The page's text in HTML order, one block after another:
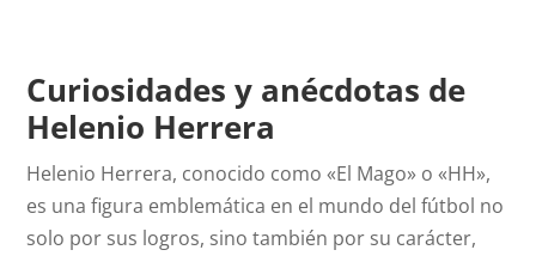
Curiosidades y anécdotas de
Helenio Herrera
Helenio Herrera, conocido como «El Mago» o «HH»,
es una figura emblemática en el mundo del fútbol no
solo por sus logros, sino también por su carácter,